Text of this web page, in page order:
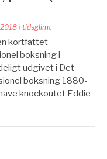
i tidsglimt
kortfattet
boksning i
udgivet i Det
boksning 1880-
knockoutet Eddie